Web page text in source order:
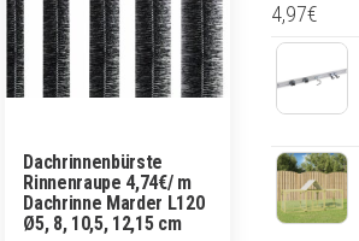
Dachrinnenbürste
Rinnenraupe 4,74€/ m
Dachrinne Marder L120
Ø5, 8, 10,5, 12,15 cm
4,97€